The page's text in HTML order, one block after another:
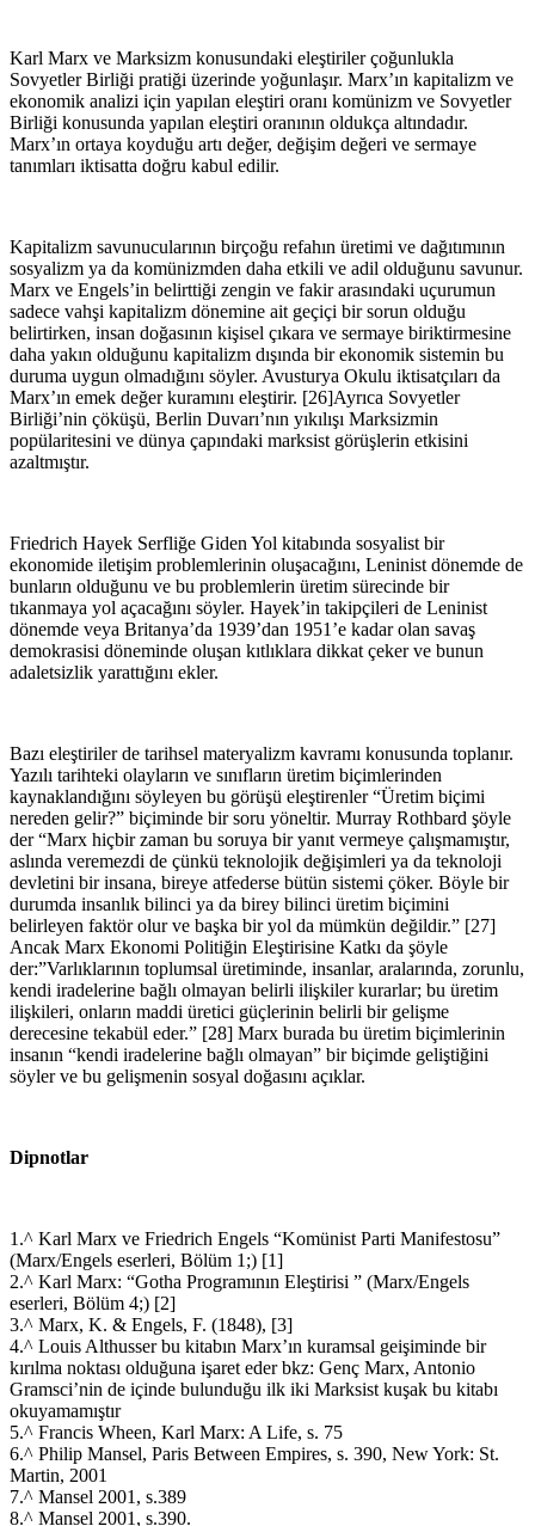
Karl Marx ve Marksizm konusundaki eleştiriler çoğunlukla
Sovyetler Birliği pratiği üzerinde yoğunlaşır. Marx’ın kapitalizm ve
ekonomik analizi için yapılan eleştiri oranı komünizm ve Sovyetler
Birliği konusunda yapılan eleştiri oranının oldukça altındadır.
Marx’ın ortaya koyduğu artı değer, değişim değeri ve sermaye
tanımları iktisatta doğru kabul edilir.
Kapitalizm savunucularının birçoğu refahın üretimi ve dağıtımının
sosyalizm ya da komünizmden daha etkili ve adil olduğunu savunur.
Marx ve Engels’in belirttiği zengin ve fakir arasındaki uçurumun
sadece vahşi kapitalizm dönemine ait geçiçi bir sorun olduğu
belirtirken, insan doğasının kişisel çıkara ve sermaye biriktirmesine
daha yakın olduğunu kapitalizm dışında bir ekonomik sistemin bu
duruma uygun olmadığını söyler. Avusturya Okulu iktisatçıları da
Marx’ın emek değer kuramını eleştirir. [26]Ayrıca Sovyetler
Birliği’nin çöküşü, Berlin Duvarı’nın yıkılışı Marksizmin
popülaritesini ve dünya çapındaki marksist görüşlerin etkisini
azaltmıştır.
Friedrich Hayek Serfliğe Giden Yol kitabında sosyalist bir
ekonomide iletişim problemlerinin oluşacağını, Leninist dönemde de
bunların olduğunu ve bu problemlerin üretim sürecinde bir
tıkanmaya yol açacağını söyler. Hayek’in takipçileri de Leninist
dönemde veya Britanya’da 1939’dan 1951’e kadar olan savaş
demokrasisi döneminde oluşan kıtlıklara dikkat çeker ve bunun
adaletsizlik yarattığını ekler.
Bazı eleştiriler de tarihsel materyalizm kavramı konusunda toplanır.
Yazılı tarihteki olayların ve sınıfların üretim biçimlerinden
kaynaklandığını söyleyen bu görüşü eleştirenler “Üretim biçimi
nereden gelir?” biçiminde bir soru yöneltir. Murray Rothbard şöyle
der “Marx hiçbir zaman bu soruya bir yanıt vermeye çalışmamıştır,
aslında veremezdi de çünkü teknolojik değişimleri ya da teknoloji
devletini bir insana, bireye atfederse bütün sistemi çöker. Böyle bir
durumda insanlık bilinci ya da birey bilinci üretim biçimini
belirleyen faktör olur ve başka bir yol da mümkün değildir.” [27]
Ancak Marx Ekonomi Politiğin Eleştirisine Katkı da şöyle
der:”Varlıklarının toplumsal üretiminde, insanlar, aralarında, zorunlu,
kendi iradelerine bağlı olmayan belirli ilişkiler kurarlar; bu üretim
ilişkileri, onların maddi üretici güçlerinin belirli bir gelişme
derecesine tekabül eder.” [28] Marx burada bu üretim biçimlerinin
insanın “kendi iradelerine bağlı olmayan” bir biçimde geliştiğini
söyler ve bu gelişmenin sosyal doğasını açıklar.
Dipnotlar
1.^ Karl Marx ve Friedrich Engels “Komünist Parti Manifestosu”
(Marx/Engels eserleri, Bölüm 1;) [1]
2.^ Karl Marx: “Gotha Programının Eleştirisi ” (Marx/Engels
eserleri, Bölüm 4;) [2]
3.^ Marx, K. & Engels, F. (1848), [3]
4.^ Louis Althusser bu kitabın Marx’ın kuramsal geişiminde bir
kırılma noktası olduğuna işaret eder bkz: Genç Marx, Antonio
Gramsci’nin de içinde bulunduğu ilk iki Marksist kuşak bu kitabı
okuyamamıştır
5.^ Francis Wheen, Karl Marx: A Life, s. 75
6.^ Philip Mansel, Paris Between Empires, s. 390, New York: St.
Martin, 2001
7.^ Mansel 2001, s.389
8.^ Mansel 2001, s.390.